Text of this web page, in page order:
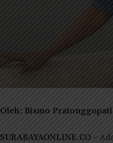
Oleh: Bismo
SURABAYAONLINE.CO –